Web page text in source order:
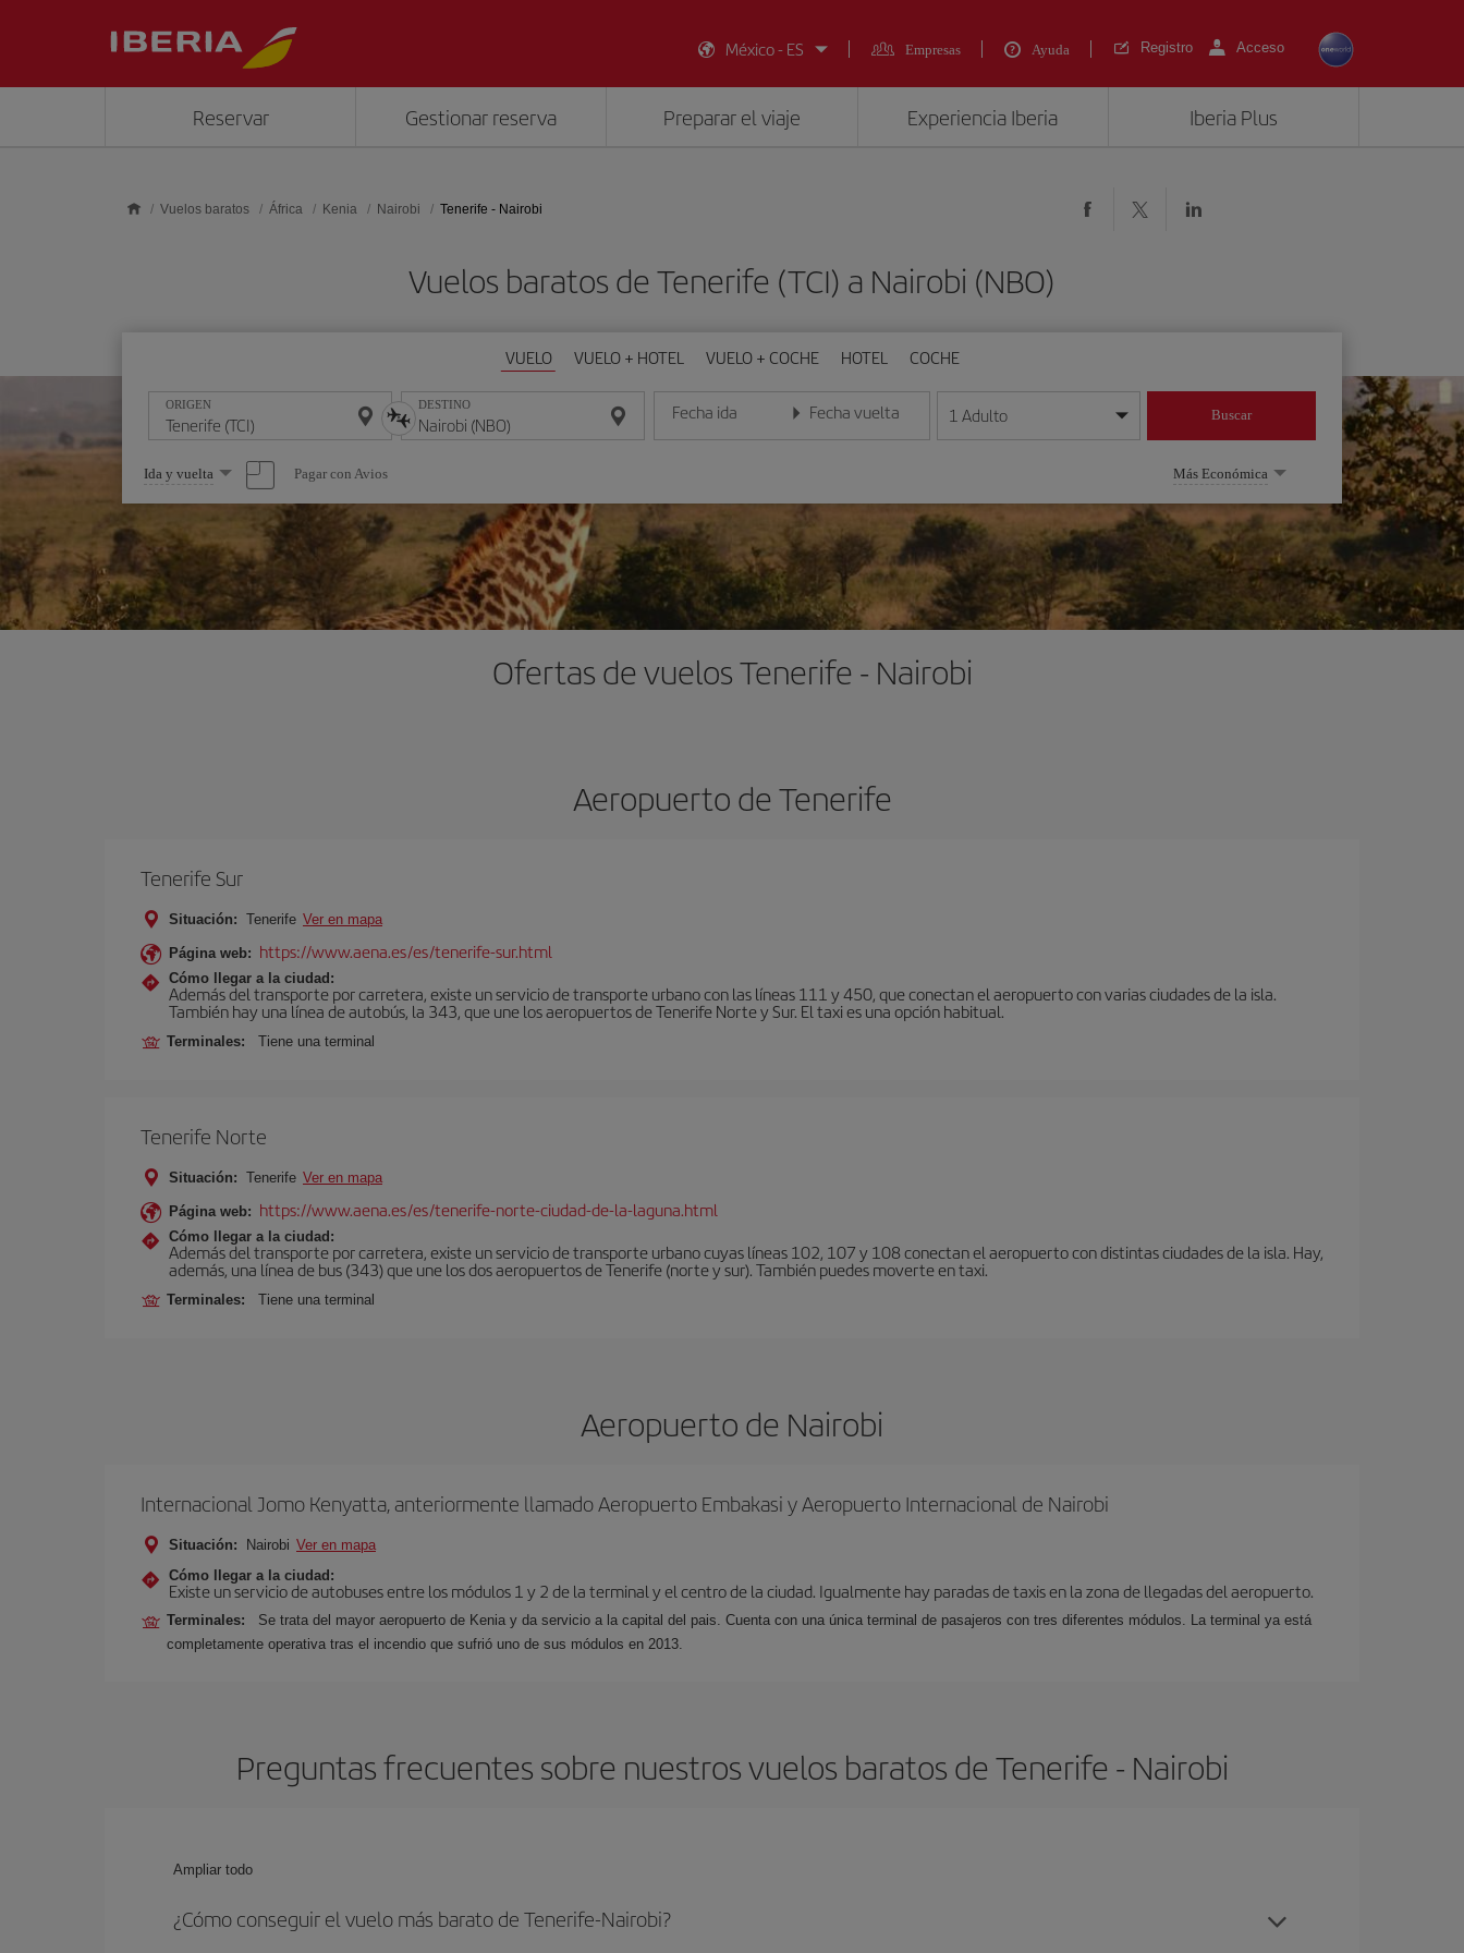
México - ES
Empresas Ayuda Registro Acceso
Reservar Gestionar reserva Preparar el viaje Experiencia Iberia Iberia Plus
Vuelos baratos África Kenia Nairobi Tenerife - Nairobi
Vuelos baratos de Tenerife (TCI) a Nairobi (NBO)
VUELO VUELO + HOTEL VUELO + COCHE HOTEL COCHE
ORIGEN DESTINO Fecha ida
Introduce la fecha en formato día/mes/año
Fecha vuelta
Introduce la fecha en formato día/mes/año
1 Adulto Buscar
Seleccione
una
opción
Ida y vuelta Pagar con Avios Más Económica
Ofertas de vuelos Tenerife - Nairobi
Aeropuerto de Tenerife
Tenerife Sur
Situación: Tenerife Ver en mapa
Página web: https://www.aena.es/es/tenerife-sur.html
Cómo llegar a la ciudad:
Además del transporte por carretera, existe un servicio de transporte urbano con las líneas 111 y 450, que conectan el aeropuerto con varias ciudades de la isla.
También hay una línea de autobús, la 343, que une los aeropuertos de Tenerife Norte y Sur. El taxi es una opción habitual.
Terminales: Tiene una terminal
Tenerife Norte
Situación: Tenerife Ver en mapa
Página web: https://www.aena.es/es/tenerife-norte-ciudad-de-la-laguna.html
Cómo llegar a la ciudad:
Además del transporte por carretera, existe un servicio de transporte urbano cuyas líneas 102, 107 y 108 conectan el aeropuerto con distintas ciudades de la isla. Hay,
además, una línea de bus (343) que une los dos aeropuertos de Tenerife (norte y sur). También puedes moverte en taxi.
Terminales: Tiene una terminal
Aeropuerto de Nairobi
Internacional Jomo Kenyatta, anteriormente llamado Aeropuerto Embakasi y Aeropuerto Internacional de Nairobi
Situación: Nairobi Ver en mapa
Cómo llegar a la ciudad:
Existe un servicio de autobuses entre los módulos 1 y 2 de la terminal y el centro de la ciudad. Igualmente hay paradas de taxis en la zona de llegadas del aeropuerto.
Terminales:
Se trata del mayor aeropuerto de Kenia y da servicio a la capital del pais. Cuenta con una única terminal de pasajeros con tres diferentes módulos. La terminal ya está
completamente operativa tras el incendio que sufrió uno de sus módulos en 2013.
Preguntas frecuentes sobre nuestros vuelos baratos de Tenerife - Nairobi
Ampliar todo
¿Cómo conseguir el vuelo más barato de Tenerife-Nairobi?